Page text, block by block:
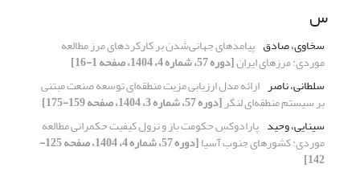
س
سخاوی، صادق پیامدهای جهانی‌شدن بر کارکردهای مرز مطالعه
موردی: مرزهای ایران[دوره 57، شماره 4، 1404، صفحه 1-16]
سلطانی، ناصر ارائه مدل ارزیابی مزیت منطقه‌ای توسعه صنعت مبتنی
بر سیستم منطقه‌ای لنگر[دوره 57، شماره 3، 1404، صفحه 159-175]
سینایی، وحید پارادوکس حکومت باز و نزول کیفیت حکمرانی مطالعه
موردی: کشورهای جنوب آسیا [دوره 57، شماره 4، 1404، صفحه 125-
142]